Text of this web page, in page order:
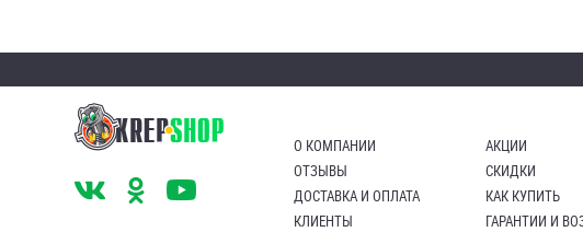
О КОМПАНИИ
ОТЗЫВЫ
ДОСТАВКА И ОПЛАТА
КЛИЕНТЫ
АКЦИИ
СКИДКИ
КАК КУПИТЬ
ГАРАНТИИ И